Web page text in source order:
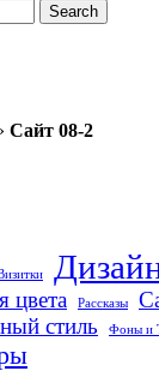
Search
Сайт 08-2
цвета Рассказы
стиль Фоны и